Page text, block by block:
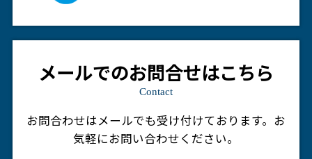
メールでのお問合せはこちら
Contact
お問合わせはメールでも受け付けております。 お
気軽にお問い合わせください。